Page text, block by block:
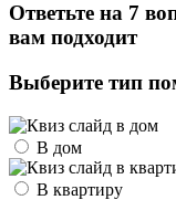
Ответьте на 7
вам подходит
Выберите тип
В дом
В квартиру